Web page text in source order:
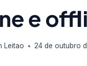
e
Leitao 24 de outubro